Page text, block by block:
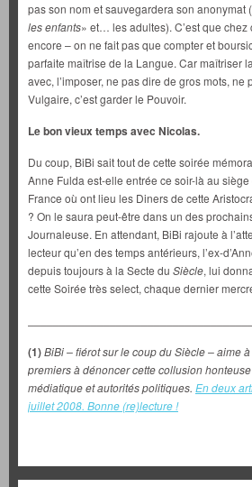
pas son nom et sauvegardera son anonymat
les enfants» et… les adultes). C’est que
encore – on ne fait pas que compter et
parfaite maîtrise de la Langue. Car maîtriser
avec, l’imposer, ne pas dire de gros mots, ne
Vulgaire, c’est garder le Pouvoir.
Le bon vieux temps avec Nicolas.
Du coup, BiBi sait tout de cette soirée
Anne Fulda est-elle entrée ce soir-là au
France où ont lieu les Diners de cette
? On le saura peut-être dans un des
Journaleuse. En attendant, BiBi rajoute à
lecteur qu’en des temps antérieurs, l’ex-
depuis toujours à la Secte du Siècle, lui
cette Soirée très select, chaque dernier
(1)BiBi – fiérot sur le coup du Siècle – aime
premiers à dénoncer cette collusion
médiatique et autorités politiques. En deux
juillet 2008. Bonne (re)lecture !